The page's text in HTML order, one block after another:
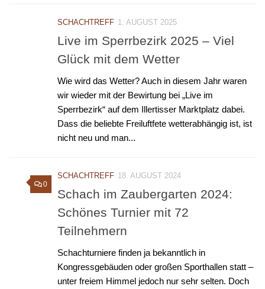
SCHACHTREFF 1. AUGUST 2025
Live im Sperrbezirk 2025 – Viel
Glück mit dem Wetter
Wie wird das Wetter? Auch in diesem Jahr waren
wir wieder mit der Bewirtung bei „Live im
Sperrbezirk“ auf dem Illertisser Marktplatz dabei.
Dass die beliebte Freiluftfete wetterabhängig ist, ist
nicht neu und man...
0
SCHACHTREFF 18. AUGUST 2024
Schach im Zaubergarten 2024:
Schönes Turnier mit 72
Teilnehmern
Schachturniere finden ja bekanntlich in
Kongressgebäuden oder großen Sporthallen statt –
unter freiem Himmel jedoch nur sehr selten. Doch